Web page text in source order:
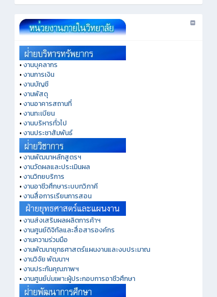
•งานบุคลากร
•งานการเงิน
•งานบัญชี
•งานพัสดุ
•งานอาคารสถานที่
•งานทะเบียน
•งานบริหารทั่วไป
•งานประชาสัมพันธ์
•งานพัฒนาหลักสูตรฯ
•งานวัดผลและประเมินผล
•งานวิทยบริการ
•งานอาชีวศึกษาระบบทวิภาคี
•งานสื่อการเรียนการสอน
•งานส่งเสริมผลผลิตการค้าฯ
•งานศูนย์ดิจิทัลและสื่อสารองค์กร
•งานความร่วมมือ
•งานพัฒนายุทธศาสตร์แผนงานและงบประมาณ
•งานวิจัย พัฒนาฯ
•งานประกันคุณภาพฯ
•งานศูนย์บ่มเพาะผู้ประกอบการอาชีวศึกษา